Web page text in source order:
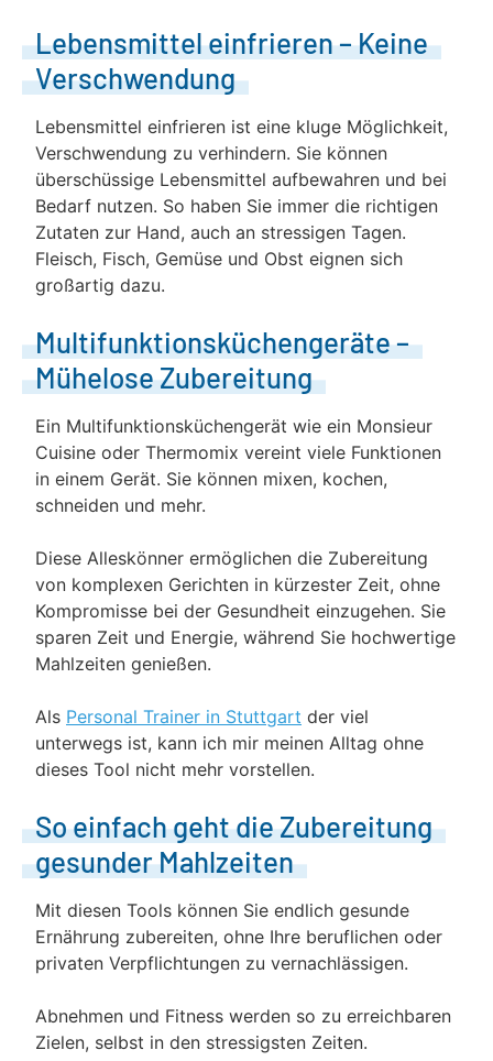
Lebensmittel einfrieren – Keine
Verschwendung
Lebensmittel einfrieren ist eine kluge Möglichkeit,
Verschwendung zu verhindern. Sie können
überschüssige Lebensmittel aufbewahren und bei
Bedarf nutzen. So haben Sie immer die richtigen
Zutaten zur Hand, auch an stressigen Tagen.
Fleisch, Fisch, Gemüse und Obst eignen sich
großartig dazu.
Multifunktionsküchengeräte –
Mühelose Zubereitung
Ein Multifunktionsküchengerät wie ein Monsieur
Cuisine oder Thermomix vereint viele Funktionen
in einem Gerät. Sie können mixen, kochen,
schneiden und mehr.
Diese Alleskönner ermöglichen die Zubereitung
von komplexen Gerichten in kürzester Zeit, ohne
Kompromisse bei der Gesundheit einzugehen. Sie
sparen Zeit und Energie, während Sie hochwertige
Mahlzeiten genießen.
Als Personal Trainer in Stuttgart der viel
unterwegs ist, kann ich mir meinen Alltag ohne
dieses Tool nicht mehr vorstellen.
So einfach geht die Zubereitung
gesunder Mahlzeiten
Mit diesen Tools können Sie endlich gesunde
Ernährung zubereiten, ohne Ihre beruflichen oder
privaten Verpflichtungen zu vernachlässigen.
Abnehmen und Fitness werden so zu erreichbaren
Zielen, selbst in den stressigsten Zeiten.